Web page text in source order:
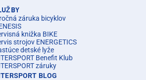
záruka bicyklov
knižka BIKE
strojov ENERGETICS
detské lyže
Benefit Klub
záruky
BLOG